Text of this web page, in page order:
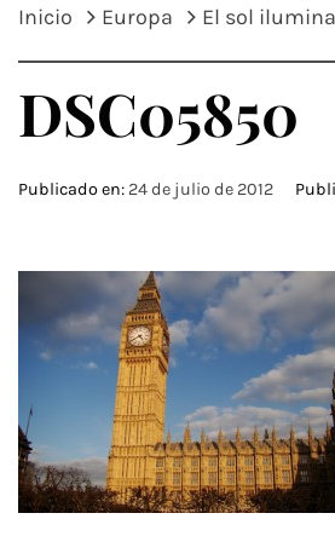
Inicio Europa El sol
DSC05850
Publicado en: 24 de julio de 2012